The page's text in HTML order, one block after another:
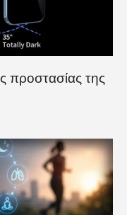
προστασίας της